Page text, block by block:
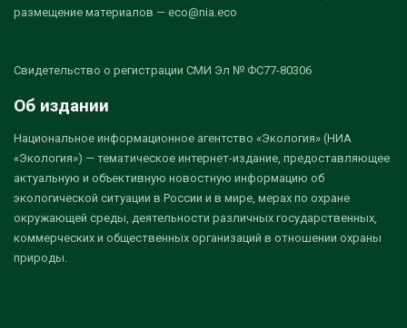
размещение материалов — eco@nia.eco
Свидетельство о регистрации СМИ Эл № ФС77-80306
Об издании
Национальное информационное агентство «Экология» (НИА
«Экология») — тематическое интернет-издание, предоставляющее
актуальную и объективную новостную информацию об
экологической ситуации в России и в мире, мерах по охране
окружающей среды, деятельности различных государственных,
коммерческих и общественных организаций в отношении охраны
природы.